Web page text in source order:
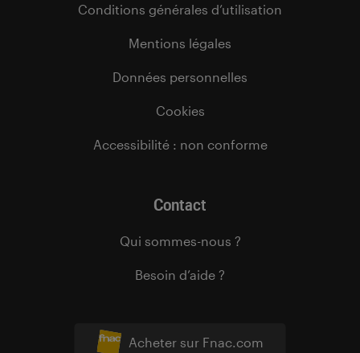
Acheter sur Fnac.com
Conditions générales d’utilisation
Mentions légales
Données personnelles
Cookies
Accessibilité : non conforme
Contact
Qui sommes-nous ?
Besoin d’aide ?